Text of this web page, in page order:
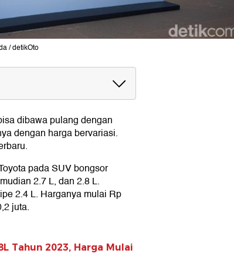
/ detikOto
dibawa pulang dengan
dengan harga bervariasi.
pada SUV bongsor
2.7 L, dan 2.8 L.
2.4 L. Harganya mulai Rp
juta.
Tahun 2023, Harga Mulai